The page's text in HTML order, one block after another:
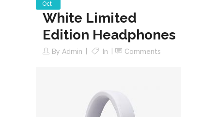
Oct
White Limited
Edition Headphones
By Admin In Comments